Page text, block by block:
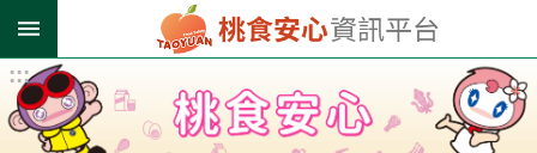
跳到主要內容區塊
進
階
搜
尋
:::